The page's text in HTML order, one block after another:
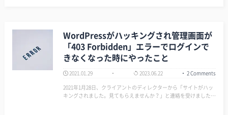
WordPressがハッキングされ管理画面が
「403 Forbidden」エラーでログインで
きなくなった時にやったこと
2021.01.29 2023.06.22
2 Comments
2021年1月28日、クライアントのディレクターから「サイトがハッ
キングされました。見てもらえませんか？」と連絡を受けました。